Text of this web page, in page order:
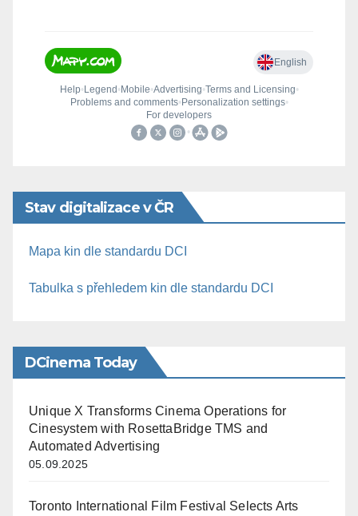
Stav digitalizace v ČR
Mapa kin dle standardu DCI
Tabulka s přehledem kin dle standardu DCI
DCinema Today
Unique X Transforms Cinema Operations for
Cinesystem with RosettaBridge TMS and
Automated Advertising
05.09.2025
Toronto International Film Festival Selects Arts